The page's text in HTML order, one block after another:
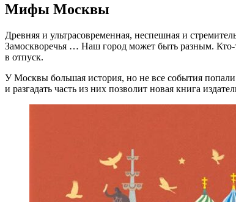
Мифы Москвы
Древняя и ультрасовременная, неспешная и
Замоскворечья … Наш город может быть разным. Кто-
в отпуск.
У Москвы большая история, но не все события
и разгадать часть из них позволит новая книга